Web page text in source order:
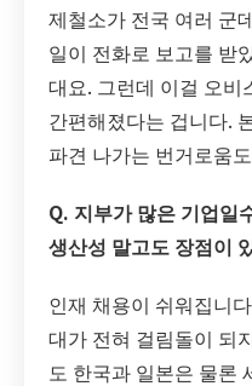
제철소가 전국 여러 군
일이 전화로 보고를 받
대요. 그런데 이걸 오
간편해졌다는 겁니다.
파견 나가는 번거로움
Q. 지부가 많은 기업일
생산성 말고도 장점이
인재 채용이 쉬워집니
대가 전혀 걸림돌이 되
도 한국과 일본은 물론